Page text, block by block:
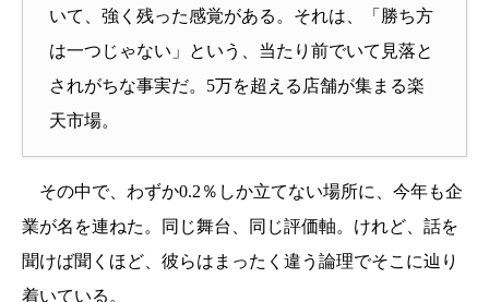
いて、強く残った感覚がある。それは、「勝ち方
は一つじゃない」という、当たり前でいて見落と
されがちな事実だ。5万を超える店舗が集まる楽
天市場。
その中で、わずか0.2％しか立てない場所に、今年も企
業が名を連ねた。同じ舞台、同じ評価軸。けれど、話を
聞けば聞くほど、彼らはまったく違う論理でそこに辿り
着いている。